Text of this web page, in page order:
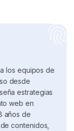
los equipos de
desde
estrategias
web en
años de
contenidos,